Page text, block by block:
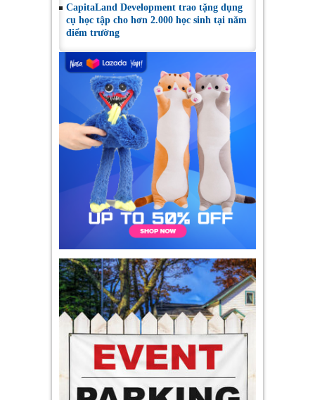
CapitaLand Development trao tặng dụng
cụ học tập cho hơn 2.000 học sinh tại năm
điểm trường